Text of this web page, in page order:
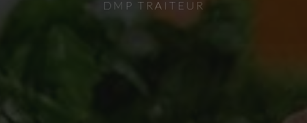
DMP TRAITEUR